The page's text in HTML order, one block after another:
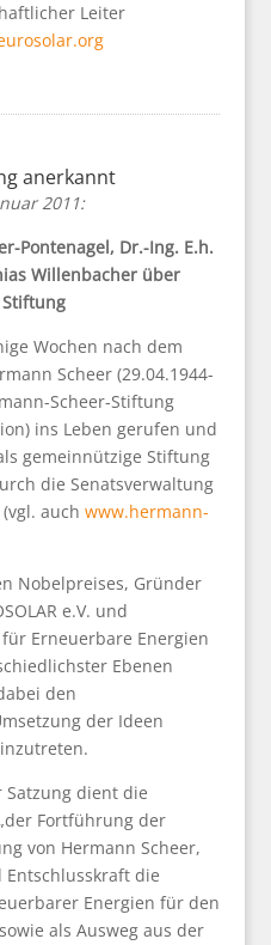
Leiter
anerkannt
2011:
Pontenagel, Dr.-Ing. E.h.
Willenbacher über
Wochen nach dem
Scheer (29.04.1944-
Scheer-Stiftung
ins Leben gerufen und
gemeinnützige Stiftung
die Senatsverwaltung
auch www.hermann-
Nobelpreises, Gründer
e.V. und
Erneuerbare Energien
Ebenen
den
der Ideen
Satzung dient die
Fortführung der
von Hermann Scheer,
die
Energien für den
als Ausweg aus der